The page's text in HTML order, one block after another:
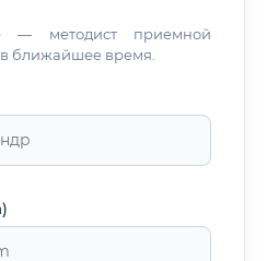
— методист приемной
ближайшее время.